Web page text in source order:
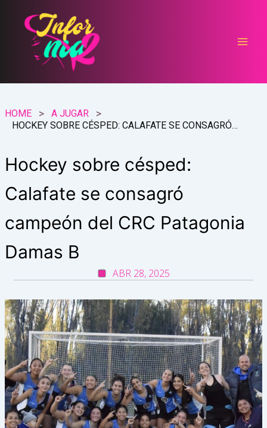
contenido
HOME
A JUGAR
HOCKEY SOBRE CÉSPED: CALAFATE SE CONSAGRÓ CAMPEÓN DEL CRC PATAGONIA DAMAS B
Hockey sobre césped:
Calafate se consagró
campeón del CRC Patagonia
Damas B
ABR 28, 2025